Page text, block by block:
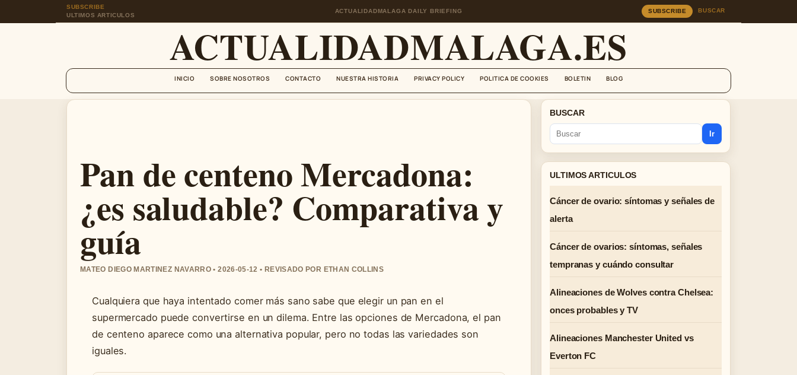
SUBSCRIBE
ULTIMOS ARTICULOS
ACTUALIDADMALAGA DAILY BRIEFING SUBSCRIBE BUSCAR
ACTUALIDADMALAGA.ES
INICIO SOBRE NOSOTROS CONTACTO NUESTRA HISTORIA PRIVACY POLICY POLITICA DE COOKIES BOLETIN BLOG
Pan de centeno Mercadona:
¿es saludable? Comparativa y
guía
MATEO DIEGO MARTINEZ NAVARRO • 2026-05-12 • REVISADO POR ETHAN COLLINS
Cualquiera que haya intentado comer más sano sabe que elegir un pan en el
supermercado puede convertirse en un dilema. Entre las opciones de Mercadona, el pan
de centeno aparece como una alternativa popular, pero no todas las variedades son
iguales.
BUSCAR
Ir
ULTIMOS ARTICULOS
Cáncer de ovario: síntomas y señales de
alerta
Cáncer de ovarios: síntomas, señales
tempranas y cuándo consultar
Alineaciones de Wolves contra Chelsea:
onces probables y TV
Alineaciones Manchester United vs
Everton FC